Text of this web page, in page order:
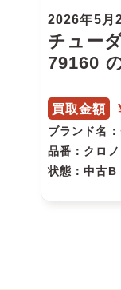
2026年5月
チュー
79160
買取金額
ブランド名
品番 ：クロ
状態 ：中古B